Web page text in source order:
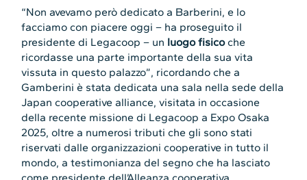
“Non avevamo però dedicato a Barberini, e lo
facciamo con piacere oggi – ha proseguito il
presidente di Legacoop – un luogo fisicoche
ricordasse una parte importante della sua vita
vissuta in questo palazzo”, ricordando che a
Gamberini è stata dedicata una sala nella sede della
Japan cooperative alliance, visitata in occasione
della recente missione di Legacoop a Expo Osaka
2025, oltre a numerosi tributi che gli sono stati
riservati dalle organizzazioni cooperative in tutto il
mondo, a testimonianza del segno che ha lasciato